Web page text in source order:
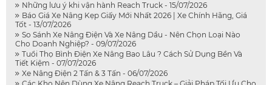
Những lưu ý khi vận hành Reach Truck - 15/07/2026
Báo Giá Xe Nâng Kẹp Giấy Mới Nhất 2026 | Xe Chính Hãng, Giá
Tốt - 13/07/2026
So Sánh Xe Nâng Điện Và Xe Nâng Dầu - Nên Chọn Loại Nào
Cho Doanh Nghiệp? - 09/07/2026
Tuổi Thọ Bình Điện Xe Nâng Bao Lâu ? Cách Sử Dụng Bền Và
Tiết Kiệm - 07/07/2026
Xe Nâng Điện 2 Tấn & 3 Tấn - 06/07/2026